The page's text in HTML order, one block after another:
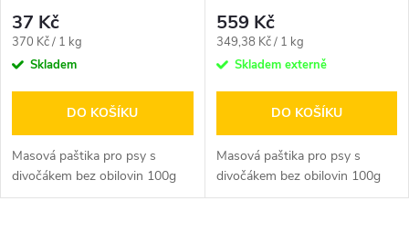
37 Kč
Měrná
cena:
370 Kč / 1 kg
Skladem
DO KOŠÍKU
Masová paštika pro psy s
divočákem bez obilovin 100g
559 Kč
Měrná
cena:
349,38 Kč / 1 kg
Skladem externě
DO KOŠÍKU
Masová paštika pro psy s
divočákem bez obilovin 100g